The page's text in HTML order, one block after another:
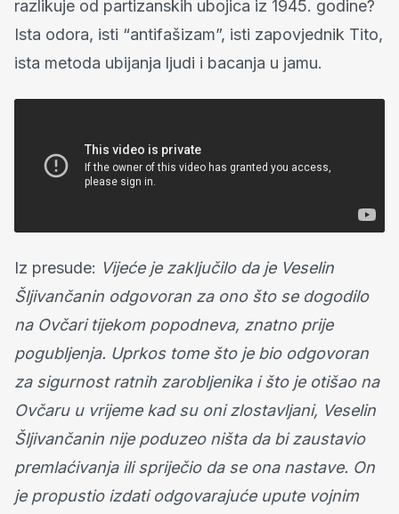
razlikuje od partizanskih ubojica iz 1945. godine?
Ista odora, isti “antifašizam”, isti zapovjednik Tito,
ista metoda ubijanja ljudi i bacanja u jamu.
Iz presude: Vijeće je zaključilo da je Veselin
Šljivančanin odgovoran za ono što se dogodilo
na Ovčari tijekom popodneva, znatno prije
pogubljenja. Uprkos tome što je bio odgovoran
za sigurnost ratnih zarobljenika i što je otišao na
Ovčaru u vrijeme kad su oni zlostavljani, Veselin
Šljivančanin nije poduzeo ništa da bi zaustavio
premlaćivanja ili spriječio da se ona nastave. On
je propustio izdati odgovarajuće upute vojnim